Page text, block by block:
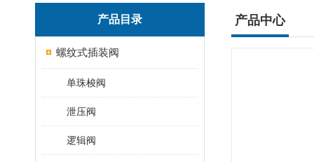
产品目录
螺纹式插装阀
单珠梭阀
泄压阀
逻辑阀
产品中心